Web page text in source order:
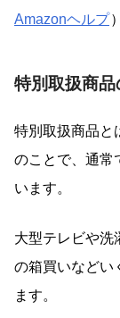
Amazonヘルプ）
特別取扱商
特別取扱商品と
のことで、通常
います。
大型テレビや洗
の箱買いなどい
ます。